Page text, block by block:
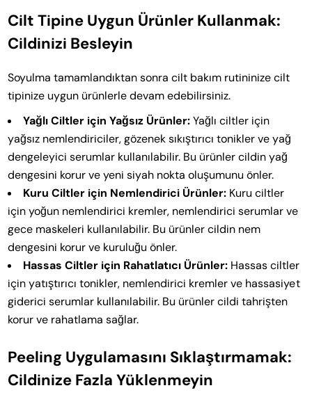
Cilt Tipine Uygun Ürünler Kullanmak:
Cildinizi Besleyin
Soyulma tamamlandıktan sonra cilt bakım rutininize cilt
tipinize uygun ürünlerle devam edebilirsiniz.
Yağlı Ciltler için Yağsız Ürünler:Yağlı ciltler için
yağsız nemlendiriciler, gözenek sıkıştırıcı tonikler ve yağ
dengeleyici serumlar kullanılabilir. Bu ürünler cildin yağ
dengesini korur ve yeni siyah nokta oluşumunu önler.
Kuru Ciltler için Nemlendirici Ürünler: Kuru ciltler
için yoğun nemlendirici kremler, nemlendirici serumlar ve
gece maskeleri kullanılabilir. Bu ürünler cildin nem
dengesini korur ve kuruluğu önler.
Hassas Ciltler için Rahatlatıcı Ürünler: Hassas ciltler
için yatıştırıcı tonikler, nemlendirici kremler ve hassasiyet
giderici serumlar kullanılabilir. Bu ürünler cildi tahrişten
korur ve rahatlama sağlar.
Peeling Uygulamasını Sıklaştırmamak:
Cildinize Fazla Yüklenmeyin